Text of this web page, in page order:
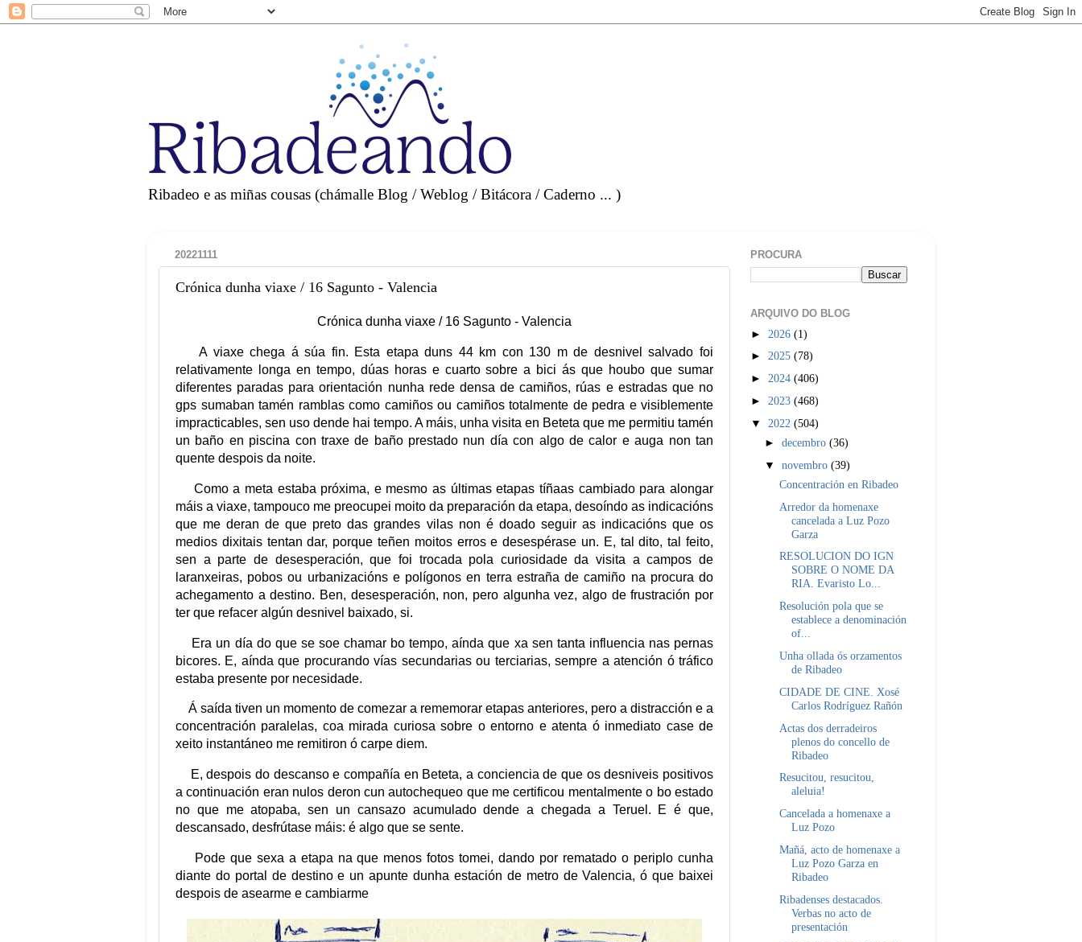
Ribadeo e as miñas cousas (chámalle Blog / Weblog / Bitácora / Caderno ... )
20221111
Crónica dunha viaxe / 16 Sagunto - Valencia
Crónica dunha viaxe / 16 Sagunto - Valencia
A viaxe chega á súa fin. Esta etapa duns 44 km con 130 m de desnivel salvado foi
relativamente longa en tempo, dúas horas e cuarto sobre a bici ás que houbo que sumar
diferentes paradas para orientación nunha rede densa de camiños, rúas e estradas que no
gps sumaban tamén ramblas como camiños ou camiños totalmente de pedra e visiblemente
impracticables, sen uso dende hai tempo. A máis, unha visita en Beteta que me permitiu tamén
un baño en piscina con traxe de baño prestado nun día con algo de calor e auga non tan
quente despois da noite.
Como a meta estaba próxima, e mesmo as últimas etapas tíñaas cambiado para alongar
máis a viaxe, tampouco me preocupei moito da preparación da etapa, desoíndo as indicacións
que me deran de que preto das grandes vilas non é doado seguir as indicacións que os
medios dixitais tentan dar, porque teñen moitos erros e desespérase un. E, tal dito, tal feito,
sen a parte de desesperación, que foi trocada pola curiosidade da visita a campos de
laranxeiras, pobos ou urbanizacións e polígonos en terra estraña de camiño na procura do
achegamento a destino. Ben, desesperación, non, pero algunha vez, algo de frustración por
ter que refacer algún desnivel baixado, si.
Era un día do que se soe chamar bo tempo, aínda que xa sen tanta influencia nas pernas
bicores. E, aínda que procurando vías secundarias ou terciarias, sempre a atención ó tráfico
estaba presente por necesidade.
Á saída tiven un momento de comezar a rememorar etapas anteriores, pero a distracción e a
concentración paralelas, coa mirada curiosa sobre o entorno e atenta ó inmediato case de
xeito instantáneo me remitiron ó carpe diem.
E, despois do descanso e compañía en Beteta, a conciencia de que os desniveis positivos
a continuación eran nulos deron cun autochequeo que me certificou mentalmente o bo estado
no que me atopaba, sen un cansazo acumulado dende a chegada a Teruel. E é que,
descansado, desfrútase máis: é algo que se sente.
Pode que sexa a etapa na que menos fotos tomei, dando por rematado o periplo cunha
diante do portal de destino e un apunte dunha estación de metro de Valencia, ó que baixei
despois de asearme e cambiarme
PROCURA
ARQUIVO DO BLOG
► 2026 (1)
► 2025 (78)
► 2024 (406)
► 2023 (468)
▼ 2022 (504)
►decembro(36)
▼novembro(39)
Concentración en Ribadeo
Arredor da homenaxe
cancelada a Luz Pozo
Garza
RESOLUCION DO IGN
SOBRE O NOME DA
RIA. Evaristo Lo...
Resolución pola que se
establece a denominación
of...
Unha ollada ós orzamentos
de Ribadeo
CIDADE DE CINE. Xosé
Carlos Rodríguez Rañón
Actas dos derradeiros
plenos do concello de
Ribadeo
Resucitou, resucitou,
aleluia!
Cancelada a homenaxe a
Luz Pozo
Mañá, acto de homenaxe a
Luz Pozo Garza en
Ribadeo
Ribadenses destacados.
Verbas no acto de
presentación